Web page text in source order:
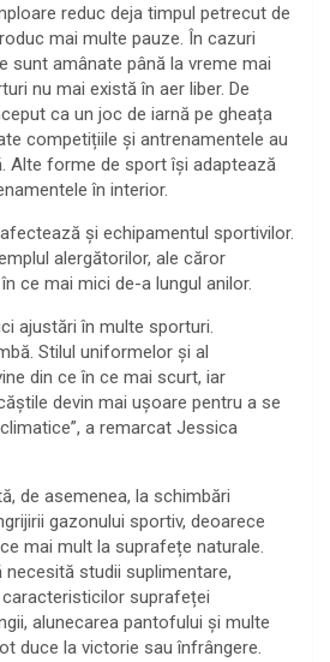
reduc deja timpul petrecut de
mai multe pauze. În cazuri
sunt amânate până la vreme mai
nu mai există în aer liber. De
ca un joc de iarnă pe gheața
competițiile și antrenamentele au
Alte forme de sport își adaptează
în interior.
și echipamentul sportivilor.
alergătorilor, ale căror
ce mai mici de-a lungul anilor.
ajustări în multe sporturi.
Stilul uniformelor și al
din ce în ce mai scurt, iar
devin mai ușoare pentru a se
a remarcat Jessica
de asemenea, la schimbări
gazonului sportiv, deoarece
mai mult la suprafețe naturale.
studii suplimentare,
suprafeței
alunecarea pantofului și multe
duce la victorie sau înfrângere.